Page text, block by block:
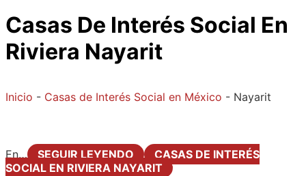
Casas De Interés Social En
Riviera Nayarit
Inicio - Casas de Interés Social en México - Nayarit
En… SEGUIR LEYENDO
CASAS DE INTERÉS
SOCIAL EN RIVIERA NAYARIT